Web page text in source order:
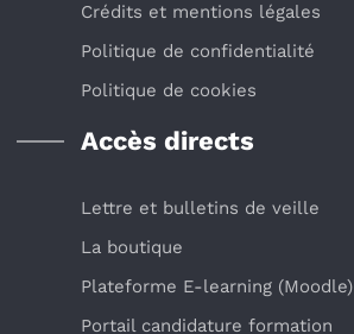
Crédits et mentions légales
Politique de confidentialité
Politique de cookies
Accès directs
Lettre et bulletins de veille
La boutique
Plateforme E-learning (Moodle)
Portail candidature formation